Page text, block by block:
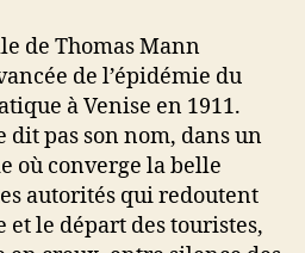
de Thomas Mann
de l’épidémie du
à Venise en 1911.
pas son nom, dans un
où converge la belle
autorités qui redoutent
et le départ des touristes,